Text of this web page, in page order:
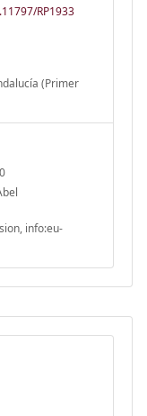
RP1933
(Primer
info:eu-